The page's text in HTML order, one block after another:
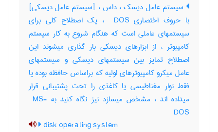
سیستم عامل دیسک ، داس ، [سیستم عامل دیسکی]
با حروف اختصاری ‎ DOS ، یک اصطلاح کلی برای
سیستمهای عاملی است که هنگام شروع به کار سیستم
کامپیوتر ، از ابزارهای دیسکی بار گذاری میشوند این
اصطلاح تمایز بین سیستمهای دیسکی و سیستمهای
عامل میکرو کامپیوترهای اولیه که براساس حافظه بوده یا
فقط نوار مغناطیسی یا کاغذی را تحت پشتیبانی قرار
میداده اند ، مشخص میسازد نیز نگاه کنید به ‎ MS-
DOS
disk operating system